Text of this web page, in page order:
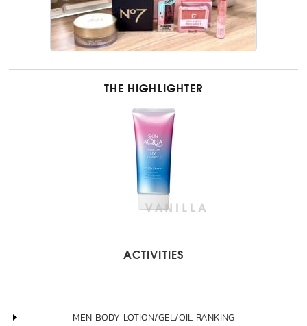
THE HIGHLIGHTER
ACTIVITIES
MEN BODY LOTION/GEL/OIL RANKING